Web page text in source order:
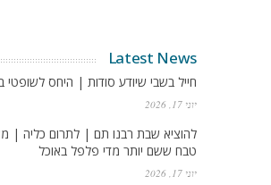
Latest News
חייל בשבי שיודע סודות | היחס לשופטי
יוני 17, 2026
להוציא שבת רבנו תם | לתרום כליה |
טבח ששם יותר מדי פלפל באוכל
יוני 17, 2026